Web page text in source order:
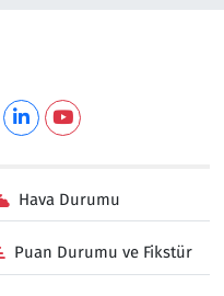
Hava Durumu
Puan Durumu ve Fikstür